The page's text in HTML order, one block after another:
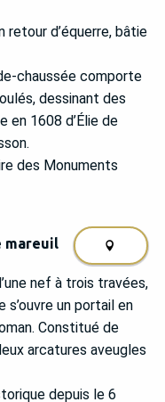
retour d’équerre, bâtie
chaussée comporte
dessinant des
en 1608 d’Élie de
des Monuments
mareuil
nef à trois travées,
un portail en
Constitué de
arcatures aveugles
depuis le 6